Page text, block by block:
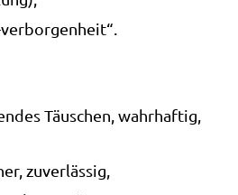
Täu­schen, wahr­haf­tig,
zuverlässig,